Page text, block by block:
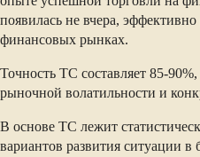
появилась не вчера,
финансовых рынках.
Точность ТС составляет 85-
рыночной волатильности и
В основе ТС лежит
вариантов развития ситуации